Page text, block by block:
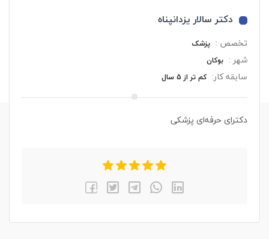
دکتر سالار یزدانپناه
تخصص : پزشک
شهر : بوکان
سابقه کار: کم تر از 5 سال
دکترای حرفه‌ای پزشکی